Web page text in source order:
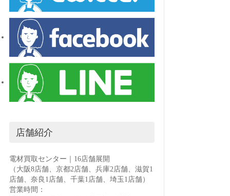
店舗紹介
電材買取センター｜16店舗展開
（大阪8店舗、京都2店舗、兵庫2店舗、滋賀1
店舗、奈良1店舗、千葉1店舗、埼玉1店舗）
営業時間：